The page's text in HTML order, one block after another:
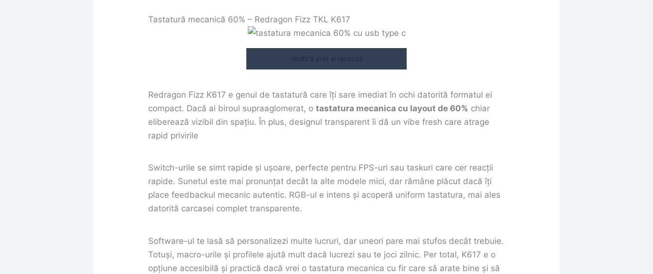
Tastatură mecanică 60% – Redragon Fizz TKL K617
Verifică preț și recenzii
Redragon Fizz K617 e genul de tastatură care îți sare imediat în ochi datorită formatul ei
compact. Dacă ai biroul supraaglomerat, otastatura mecanica cu layout de 60% chiar
eliberează vizibil din spațiu. În plus, designul transparent îi dă un vibe fresh care atrage
rapid privirile
Switch-urile se simt rapide și ușoare, perfecte pentru FPS-uri sau taskuri care cer reacții
rapide. Sunetul este mai pronunțat decât la alte modele mici, dar rămâne plăcut dacă îți
place feedbackul mecanic autentic. RGB-ul e intens și acoperă uniform tastatura, mai ales
datorită carcasei complet transparente.
Software-ul te lasă să personalizezi multe lucruri, dar uneori pare mai stufos decât trebuie.
Totuși, macro-urile și profilele ajută mult dacă lucrezi sau te joci zilnic. Per total, K617 e o
opțiune accesibilă și practică dacă vrei o tastatura mecanica cu fir care să arate bine și să